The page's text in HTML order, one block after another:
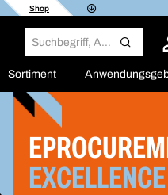
Shop
Sortiment
EXCELLENCE